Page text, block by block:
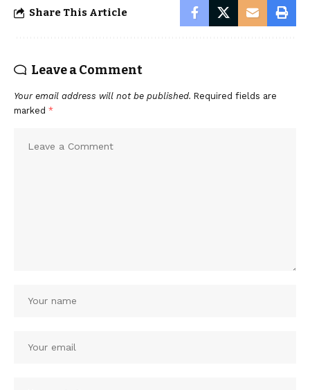
Share This Article
Leave a Comment
Your email address will not be published. Required fields are
marked *